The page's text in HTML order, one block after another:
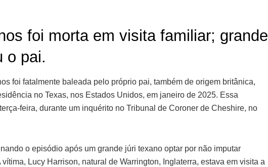
foi morta em visita familiar; grande
o pai.
foi fatalmente baleada pelo próprio pai, também de origem britânica,
no Texas, nos Estados Unidos, em janeiro de 2025. Essa
feira, durante um inquérito no Tribunal de Coroner de Cheshire, no
o episódio após um grande júri texano optar por não imputar
Lucy Harrison, natural de Warrington, Inglaterra, estava em visita a